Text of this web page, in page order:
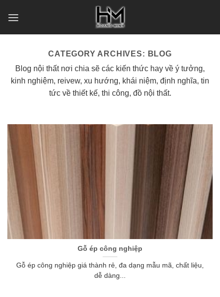
CATEGORY ARCHIVES: BLOG
Blog nội thất nơi chia sẽ các kiến thức hay về ý tưởng,
kinh nghiệm, reivew, xu hướng, khái niệm, định nghĩa, tin
tức về thiết kế, thi công, đồ nội thất.
Gỗ ép công nghiệp
Gỗ ép công nghiệp giá thành rẻ, đa dạng mẫu mã, chất liệu,
dễ dàng...